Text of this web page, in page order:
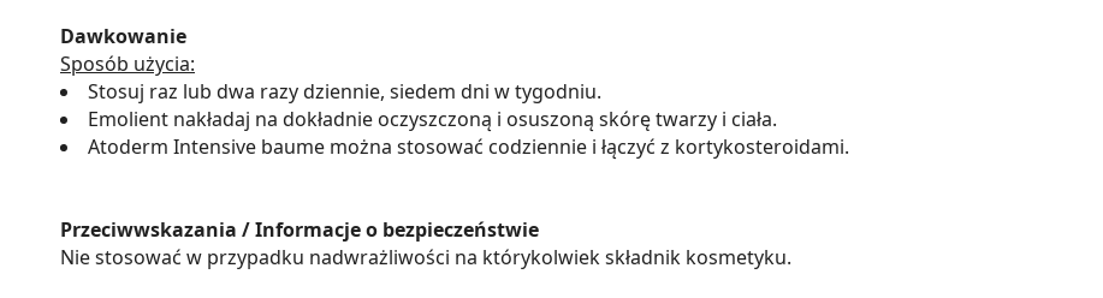
Dawkowanie
Sposób użycia:
Stosuj raz lub dwa razy dziennie, siedem dni w tygodniu.
Emolient nakładaj na dokładnie oczyszczoną i osuszoną skórę twarzy i ciała.
Atoderm Intensive baume można stosować codziennie i łączyć z kortykosteroidami.
Przeciwwskazania / Informacje o bezpieczeństwie
Nie stosować w przypadku nadwrażliwości na którykolwiek składnik kosmetyku.